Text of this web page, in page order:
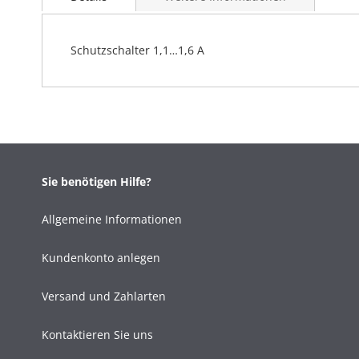
Schutzschalter 1,1…1,6 A
Sie benötigen Hilfe?
Allgemeine Informationen
Kundenkonto anlegen
Versand und Zahlarten
Kontaktieren Sie uns